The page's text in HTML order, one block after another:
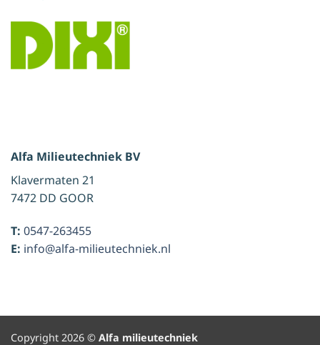
Alfa Milieutechniek BV
Klavermaten 21
7472 DD GOOR
T: 0547-263455
E: info@alfa-milieutechniek.nl
Copyright 2026 © Alfa milieutechniek